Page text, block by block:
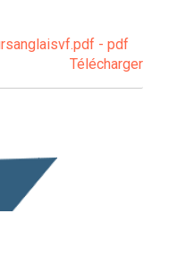
- pdf
Télécharger